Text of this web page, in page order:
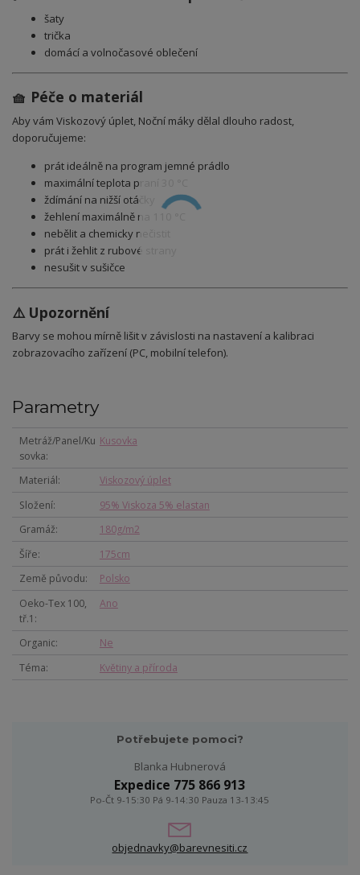
šaty
trička
domácí a volnočasové oblečení
🧺 Péče o materiál
Aby vám Viskozový úplet, Noční máky dělal dlouho radost,
doporučujeme:
prát ideálně na program jemné prádlo
maximální teplota praní 30 °C
ždímání na nižší otáčky
žehlení maximálně na 110 °C
nebělit a chemicky nečistit
prát i žehlit z rubové strany
nesušit v sušičce
⚠️ Upozornění
Barvy se mohou mírně lišit v závislosti na nastavení a kalibraci
zobrazovacího zařízení (PC, mobilní telefon).
Parametry
Metráž/Panel/Ku
sovka
Kusovka
Materiál
Viskozový úplet
Složení
95% Viskoza 5% elastan
Gramáž
180g/m2
Šíře
175cm
Země původu
Polsko
Oeko-Tex 100,
tř.1
Ano
Organic
Ne
Téma
Květiny a příroda
Potřebujete pomoci?
Blanka Hubnerová
Expedice 775 866 913
Po-Čt 9-15:30 Pá 9-14:30 Pauza 13-13:45
objednavky@barevnesiti.cz